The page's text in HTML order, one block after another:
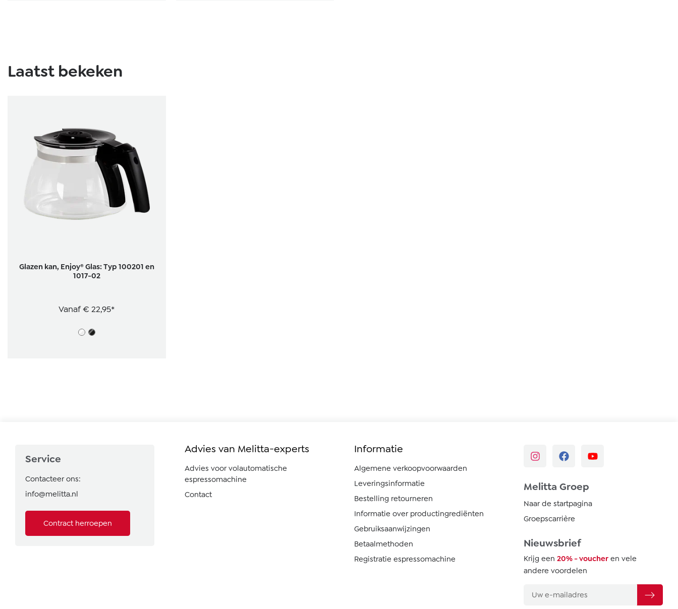
Laatst bekeken
Glazen kan, Enjoy® Glas: Typ 100201 en
1017-02
Vanaf€ 22,95*
Service
Contacteer ons:
info@melitta.nl
Contract herroepen
Advies van Melitta-experts
Advies voor volautomatische
espressomachine
Contact
Informatie
Algemene verkoopvoorwaarden
Leveringsinformatie
Bestelling retourneren
Informatie over productingrediënten
Gebruiksaanwijzingen
Betaalmethoden
Registratie espressomachine
Melitta Groep
Naar de startpagina
Groepscarrière
Nieuwsbrief
Krijg een 20% - voucher en vele
andere voordelen